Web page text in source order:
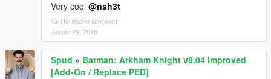
Very cool @nsh3t
Погледни контекст
Април 29, 2018
Spud » Batman: Arkham Knight v8.04 Improved
[Add-On / Replace PED]